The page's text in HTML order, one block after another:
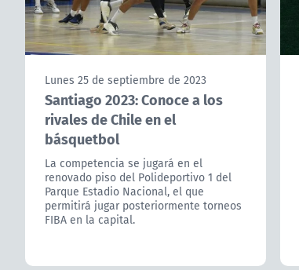
Lunes 25 de septiembre de 2023
Santiago 2023: Conoce a los
rivales de Chile en el
básquetbol
La competencia se jugará en el
renovado piso del Polideportivo 1 del
Parque Estadio Nacional, el que
permitirá jugar posteriormente torneos
FIBA en la capital.